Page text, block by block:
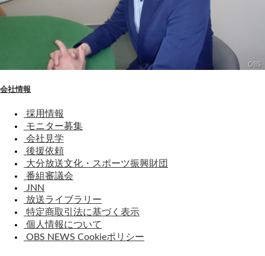
会社情報
採用情報
モニター募集
会社見学
後援依頼
大分放送文化・スポーツ振興財団
番組審議会
JNN
放送ライブラリー
特定商取引法に基づく表示
個人情報について
OBS NEWS Cookieポリシー